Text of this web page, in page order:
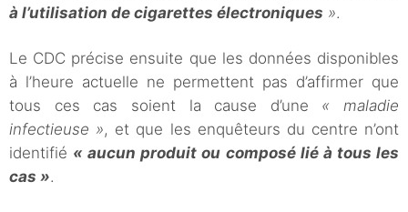
à l’utilisation de cigarettes électroniques ».
Le CDC précise ensuite que les données disponibles
à l’heure actuelle ne permettent pas d’affirmer que
tous ces cas soient la cause d’une « maladie
infectieuse », et que les enquêteurs du centre n’ont
identifié « aucun produit ou composé lié à tous les
cas ».